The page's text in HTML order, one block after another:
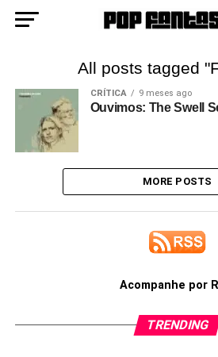
All posts tagged
CRÍTICA 9 meses ago
Ouvimos: The Swell
MORE POSTS
Acompanhe por
TRENDING